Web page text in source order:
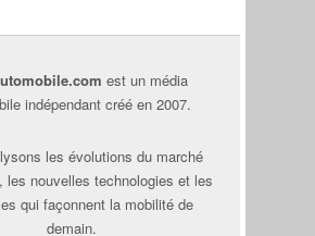
est un média
indépendant créé en 2007.
les évolutions du marché
les nouvelles technologies et les
qui façonnent la mobilité de
demain.